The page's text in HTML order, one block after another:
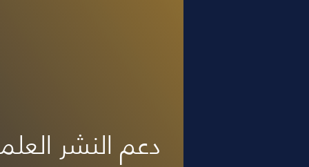
دعم النشر